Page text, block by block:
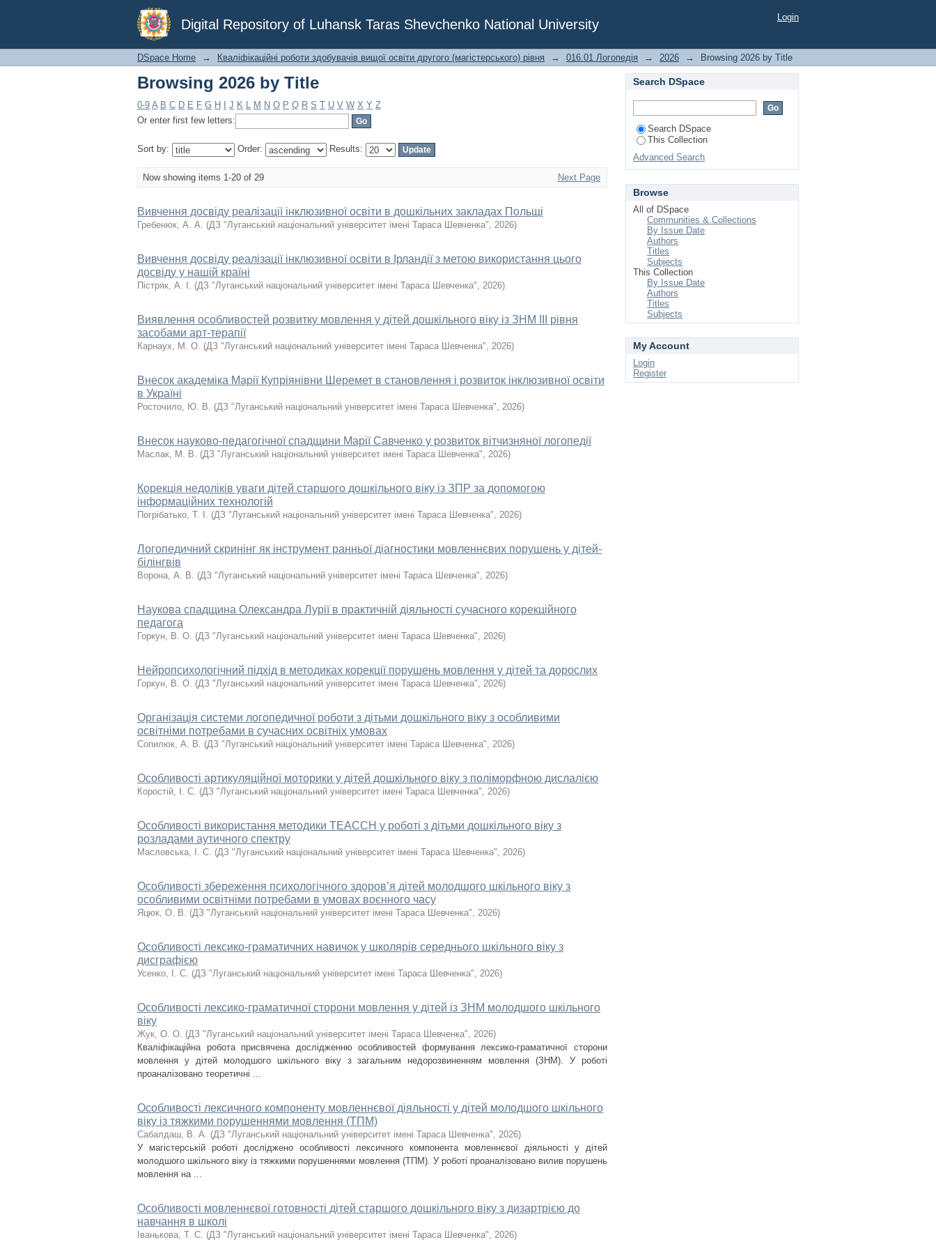
Digital Repository of Luhansk Taras Shevchenko National University
Browsing 2026 by Title Login
DSpace Home → Кваліфікаційні роботи здобувачів вищої освіти другого (магістерського) рівня → 016.01 Логопедія → 2026 → Browsing 2026 by Title
Browsing 2026 by Title
0-9 A B C D E F G H J K L M N O P Q R S T U V W X Y Z
Or enter first few letters:
Sort by: Order: Results:
Now showing items 1-20 of 29 Next Page
Вивчення досвіду реалізації інклюзивної освіти в дошкільних закладах Польщі
Гребенюк, А. А. (ДЗ "Луганський національний університет імені Тараса Шевченка", 2026)
Вивчення досвіду реалізації інклюзивної освіти в Ірландії з метою використання цього
досвіду у нашій країні
Пістряк, А. І. (ДЗ "Луганський національний університет імені Тараса Шевченка", 2026)
Виявлення особливостей розвитку мовлення у дітей дошкільного віку із ЗНМ III рівня
засобами арт-терапії
Карнаух, М. О. (ДЗ "Луганський національний університет імені Тараса Шевченка", 2026)
Внесок академіка Марії Купріянівни Шеремет в становлення і розвиток інклюзивної освіти
в Україні
Росточило, Ю. В. (ДЗ "Луганський національний університет імені Тараса Шевченка", 2026)
Внесок науково-педагогічної спадщини Марії Савченко у розвиток вітчизняної логопедії
Маслак, М. В. (ДЗ "Луганський національний університет імені Тараса Шевченка", 2026)
Корекція недоліків уваги дітей старшого дошкільного віку із ЗПР за допомогою
інформаційних технологій
Погрібатько, Т. І. (ДЗ "Луганський національний університет імені Тараса Шевченка", 2026)
Логопедичний скринінг як інструмент ранньої діагностики мовленнєвих порушень у дітей-
білінгвів
Ворона, А. В. (ДЗ "Луганський національний університет імені Тараса Шевченка", 2026)
Наукова спадщина Олександра Лурії в практичній діяльності сучасного корекційного
педагога
Горкун, В. О. (ДЗ "Луганський національний університет імені Тараса Шевченка", 2026)
Нейропсихологічний підхід в методиках корекції порушень мовлення у дітей та дорослих
Горкун, В. О. (ДЗ "Луганський національний університет імені Тараса Шевченка", 2026)
Організація системи логопедичної роботи з дітьми дошкільного віку з особливими
освітніми потребами в сучасних освітніх умовах
Сопилюк, А. В. (ДЗ "Луганський національний університет імені Тараса Шевченка", 2026)
Особливості артикуляційної моторики у дітей дошкільного віку з поліморфною дислалією
Коростій, І. С. (ДЗ "Луганський національний університет імені Тараса Шевченка", 2026)
Особливості використання методики TEACCH у роботі з дітьми дошкільного віку з
розладами аутичного спектру
Масловська, І. С. (ДЗ "Луганський національний університет імені Тараса Шевченка", 2026)
Особливості збереження психологічного здоров’я дітей молодшого шкільного віку з
особливими освітніми потребами в умовах воєнного часу
Яцюк, О. В. (ДЗ "Луганський національний університет імені Тараса Шевченка", 2026)
Особливості лексико-граматичних навичок у школярів середнього шкільного віку з
дисграфією
Усенко, І. С. (ДЗ "Луганський національний університет імені Тараса Шевченка", 2026)
Особливості лексико-граматичної сторони мовлення у дітей із ЗНМ молодшого шкільного
віку
Жук, О. О. (ДЗ "Луганський національний університет імені Тараса Шевченка", 2026)
Кваліфікаційна робота присвячена дослідженню особливостей формування лексико-граматичної сторони
мовлення у дітей молодшого шкільного віку з загальним недорозвиненням мовлення (ЗНМ). У роботі
проаналізовано теоретичні ...
Особливості лексичного компоненту мовленнєвої діяльності у дітей молодшого шкільного
віку із тяжкими порушеннями мовлення (ТПМ)
Сабалдаш, В. А. (ДЗ "Луганський національний університет імені Тараса Шевченка", 2026)
У магістерській роботі досліджено особливості лексичного компонента мовленнєвої діяльності у дітей
молодшого шкільного віку із тяжкими порушеннями мовлення (ТПМ). У роботі проаналізовано вилив порушень
мовлення на ...
Особливості мовленнєвої готовності дітей старшого дошкільного віку з дизартрією до
навчання в школі
Іванькова, Т. С. (ДЗ "Луганський національний університет імені Тараса Шевченка", 2026)
Search DSpace
Search DSpace
This Collection
Advanced Search
Browse
All of DSpace
Communities & Collections
By Issue Date
Authors
Titles
Subjects
This Collection
By Issue Date
Authors
Titles
Subjects
My Account
Login
Register